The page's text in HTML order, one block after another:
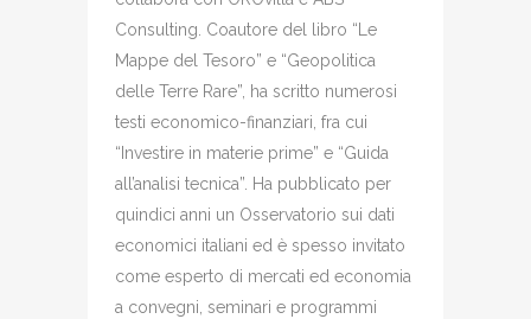
Consulting. Coautore del libro “Le
Mappe del Tesoro” e “Geopolitica
delle Terre Rare”, ha scritto numerosi
testi economico-finanziari, fra cui
“Investire in materie prime” e “Guida
all’analisi tecnica”. Ha pubblicato per
quindici anni un Osservatorio sui dati
economici italiani ed è spesso invitato
come esperto di mercati ed economia
a convegni, seminari e programmi